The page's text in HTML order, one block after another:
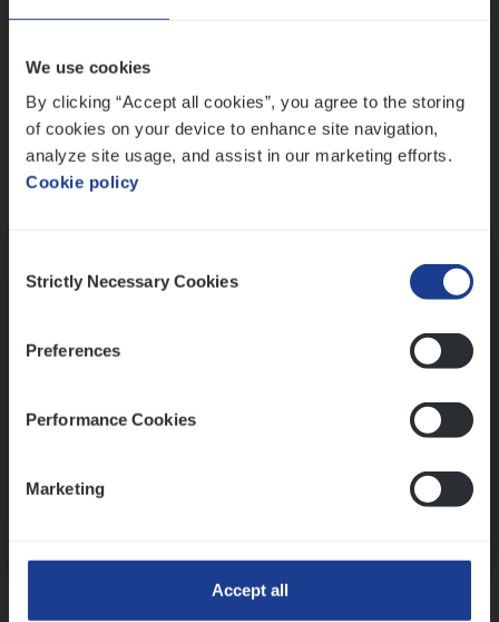
We use cookies
By clicking “Accept all cookies”, you agree to the storing
of cookies on your device to enhance site navigation,
analyze site usage, and assist in our marketing efforts.
Cookie policy
Selection
Strictly Necessary Cookies
Preferences
Performance Cookies
Marketing
Accept all